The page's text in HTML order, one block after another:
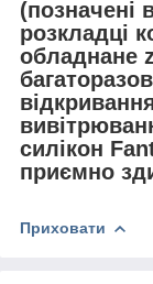
(позначені
розкладці
обладнане
силікон
приємно
Приховати